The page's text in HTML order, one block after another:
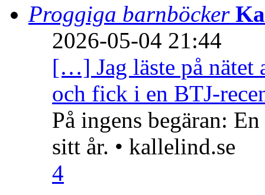
Proggiga barnböcker
2026-05-04 21:44
[…] Jag läste på nätet
och fick i en BTJ-
På ingens begäran:
sitt år. • kallelind.se
4